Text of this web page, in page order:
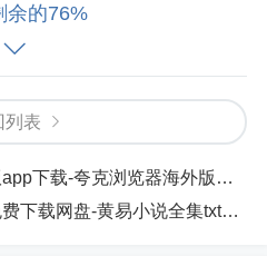
余的76%
列表
载-夸克浏览器海外版下载安装
载网盘-黄易小说全集txt下载